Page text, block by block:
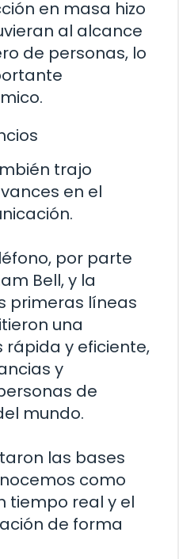
en masa hizo
al alcance
de personas, lo
trajo
en el
por parte
Bell, y la
primeras líneas
una
y eficiente,
y
de
mundo.
las bases
como
tiempo real y el
de forma